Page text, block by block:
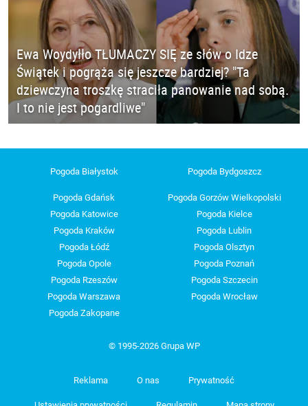
Ewa Woydyłło TŁUMACZY SIĘ ze słów o Idze
Świątek i pogrąża się jeszcze bardziej? "Ta
dziewczyna troszkę straciła panowanie nad sobą.
I to nie jest pogardliwe"
Pogoda Białystok Pogoda Bydgoszcz
Pogoda Gdańsk
Pogoda Gorzów Wielkopolski
Pogoda Katowice
Pogoda Kielce
Pogoda Kraków
Pogoda Lublin
Pogoda Łódź
Pogoda Olsztyn
Pogoda Opole
Pogoda Poznań
Pogoda Rzeszów
Pogoda Szczecin
Pogoda Warszawa
Pogoda Wrocław
Pogoda Zakopane
© 1995-2026 Grupa WP
Reklama O nas Prywatność